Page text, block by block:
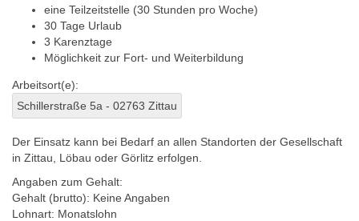
eine Teilzeitstelle (30 Stunden pro Woche)
30 Tage Urlaub
3 Karenztage
Möglichkeit zur Fort- und Weiterbildung
Arbeitsort(e):
Schillerstraße 5a - 02763 Zittau
Der Einsatz kann bei Bedarf an allen Standorten der Gesellschaft
in Zittau, Löbau oder Görlitz erfolgen.
Angaben zum Gehalt:
Gehalt (brutto): Keine Angaben
Lohnart: Monatslohn